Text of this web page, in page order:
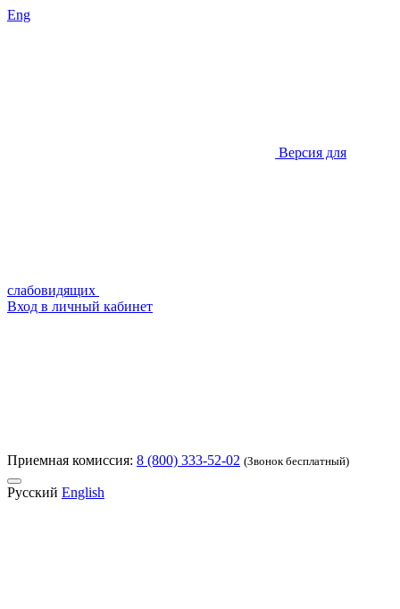
Eng
Версия для
слабовидящих
Вход в личный кабинет
Приемная комиссия: 8 (800) 333-52-02 (Звонок бесплатный)
Русский English